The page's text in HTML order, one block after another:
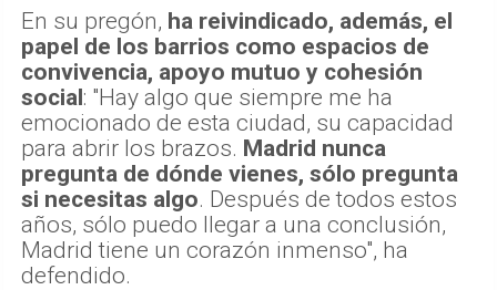
En su pregón, ha reivindicado, además, el
papel de los barrios como espacios de
convivencia, apoyo mutuo y cohesión
social: "Hay algo que siempre me ha
emocionado de esta ciudad, su capacidad
para abrir los brazos. Madrid nunca
pregunta de dónde vienes, sólo pregunta
si necesitas algo. Después de todos estos
años, sólo puedo llegar a una conclusión,
Madrid tiene un corazón inmenso", ha
defendido.